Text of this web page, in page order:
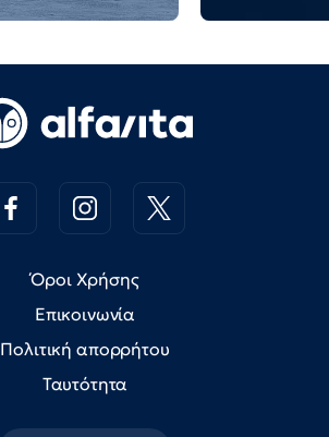
Όροι Χρήσης
Επικοινωνία
Πολιτική απορρήτου
Ταυτότητα